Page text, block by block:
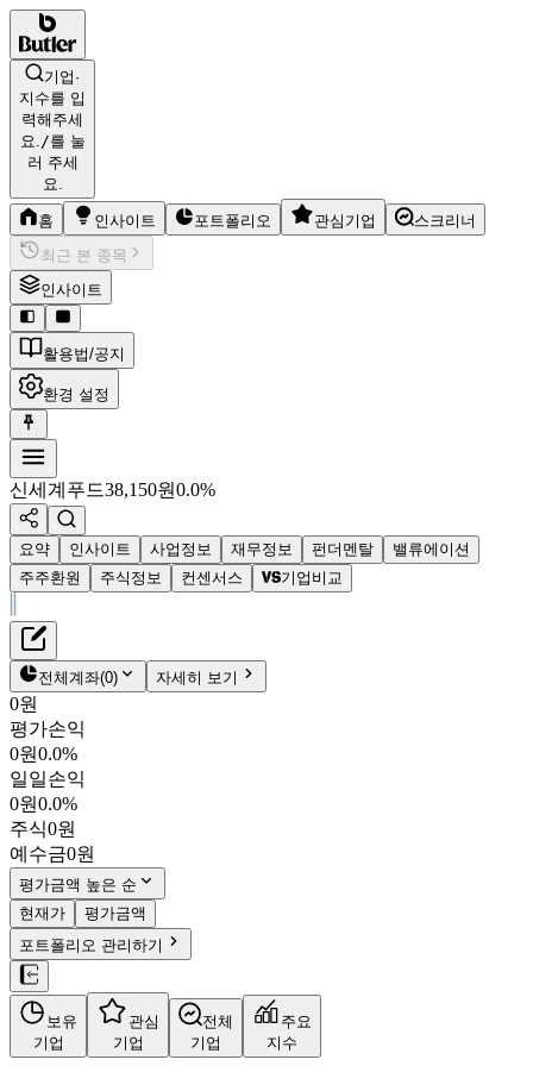
기업·
지수를 입
력해주세
요./를 눌
러 주세
요.
홈 인사이트 포트폴리오 관심기업
스크리너
최근 본 종목
인사이트
활용법/공지
환경 설정
신세계푸드38,150원0.0%
요약 인사이트 사업정보 재무정보 펀더멘탈
밸류에이션
주주환원
주식정보 컨센서스 기업비교
신세계푸드
38,150원 0.0
031440
KOSPI
시가총액
PBR0.41
PER1.94
fPER 5.91
배당수익률2.36%
자사주비율6.64%
결산월12월
4분기누적
10년
주재무제표
재무정보
펀더멘탈
밸류에이션
주주환원
컨센서스
주식정보
전체계좌(0) 자세히 보기
0원
평가손익
0원0.0%
일일손익
0원0.0%
주식0원
예수금0원
평가금액 높은 순
현재가
평가금액
포트폴리오 관리하기
보유
기업
관심
기업
전체
기업
주요
지수